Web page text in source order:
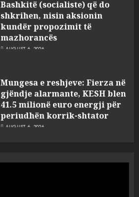
shkrihen, nisin aksionin
kundër propozimit të
mazhorancës
AUGUST 6, 2026
Mungesa e reshjeve: Fierza në
gjëndje alarmante, KESH blen
41.5 milionë euro energji për
periudhën korrik-shtator
AUGUST 6, 2026
Vera të rrezikshme: Si po e